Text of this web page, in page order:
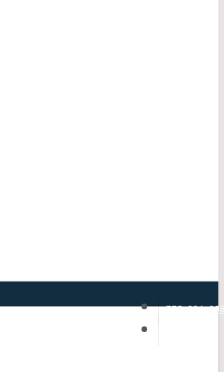
775-324-